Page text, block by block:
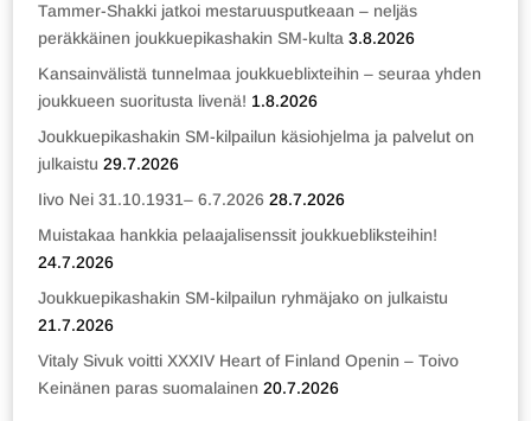
Tammer-Shakki jatkoi mestaruusputkeaan – neljäs
peräkkäinen joukkuepikashakin SM-kulta 3.8.2026
Kansainvälistä tunnelmaa joukkueblixteihin – seuraa yhden
joukkueen suoritusta livenä! 1.8.2026
Joukkuepikashakin SM-kilpailun käsiohjelma ja palvelut on
julkaistu 29.7.2026
Iivo Nei 31.10.1931– 6.7.2026 28.7.2026
Muistakaa hankkia pelaajalisenssit joukkuebliksteihin!
24.7.2026
Joukkuepikashakin SM-kilpailun ryhmäjako on julkaistu
21.7.2026
Vitaly Sivuk voitti XXXIV Heart of Finland Openin – Toivo
Keinänen paras suomalainen 20.7.2026